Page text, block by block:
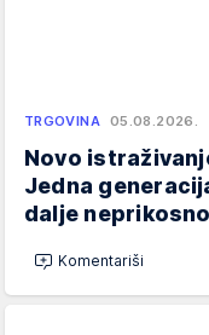
TRGOVINA 05.08.2026.
Novo
Jedna
dalje
Komentariši